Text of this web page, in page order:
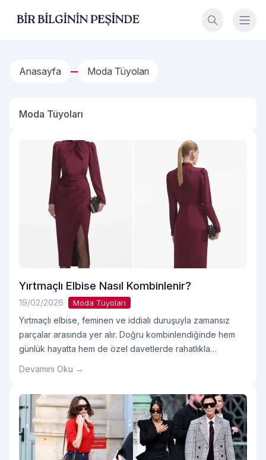
Bir Bilginin Peşinde!
Anasayfa Moda Tüyoları
Moda Tüyoları
Yırtmaçlı Elbise Nasıl Kombinlenir?
19/02/2026 Moda Tüyoları
Yırtmaçlı elbise, feminen ve iddialı duruşuyla zamansız
parçalar arasında yer alır. Doğru kombinlendiğinde hem
günlük hayatta hem de özel davetlerde rahatlıkla
nerelerde giyilir, altına ne tercih edilir ve gece
davetlerinde uygun olur mu?Okumaya devam et "Yırtmaçlı
Elbise Nasıl Kombinlenir? "
Devamını Oku →